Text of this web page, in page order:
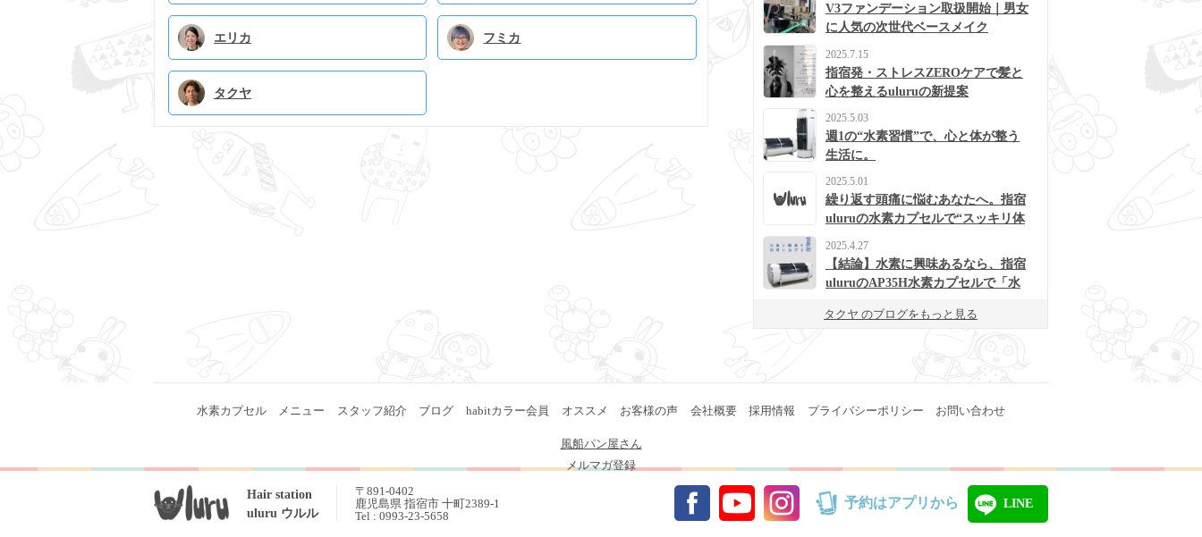
エリカ フミカ
タクヤ
V3ファンデーション取扱開始｜男女
に人気の次世代ベースメイク
2025.7.15
指宿発・ストレスZEROケアで髪と
心を整えるuluruの新提案
2025.5.03
週1の“水素習慣”で、心と体が整う
生活に。
2025.5.01
繰り返す頭痛に悩むあなたへ。指宿
uluruの水素カプセルで“スッキリ体
2025.4.27
【結論】水素に興味あるなら、指宿
uluruのAP35H水素カプセルで「水
タクヤ のブログをもっと見る
水素カプセル メニュー スタッフ紹介 ブログ habitカラー会員 オススメ お客様の声 会社概要 採用情報 プライバシーポリシー お問い合わせ
メルマガ登録
風船パン屋さん
Hair station
uluru ウルル
〒891-0402
鹿児島県 指宿市 十町2389-1
Tel : 0993-23-5658
予約はアプリから LINE